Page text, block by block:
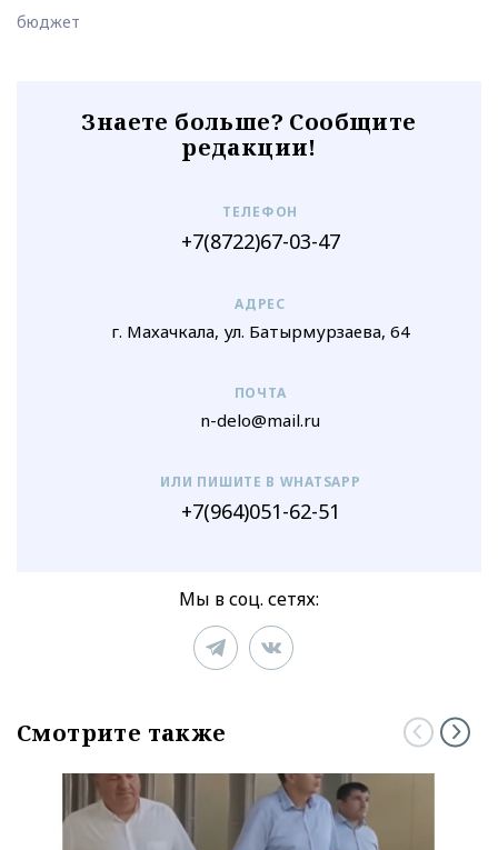
бюджет
Знаете больше? Сообщите
редакции!
ТЕЛЕФОН
+7(8722)67-03-47
АДРЕС
г. Махачкала, ул. Батырмурзаева, 64
ПОЧТА
n-delo@mail.ru
ИЛИ ПИШИТЕ В WHATSAPP
+7(964)051-62-51
Мы в соц. сетях:
Смотрите также